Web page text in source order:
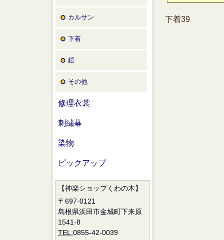
カルサン
下着
鎧
その他
修理衣裳
刺繍幕
染物
ピックアップ
【神楽ショップくわの木】
〒697-0121
島根県浜田市金城町下来原
1541-8
TEL. 0855-42-0039
下着39